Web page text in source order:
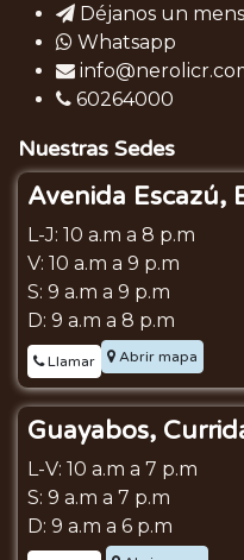
Déjanos un
Whatsapp
60264000
Nuestras Sedes
Avenida Escazú,
L-J: 10 a.m a 8 p.m
V: 10 a.m a 9 p.m
S: 9 a.m a 9 p.m
D: 9 a.m a 8 p.m
Llamar Abrir mapa
Guayabos,
L-V: 10 a.m a 7 p.m
S: 9 a.m a 7 p.m
D: 9 a.m a 6 p.m